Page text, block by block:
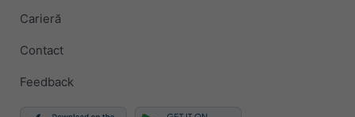
Carieră
Contact
Feedback